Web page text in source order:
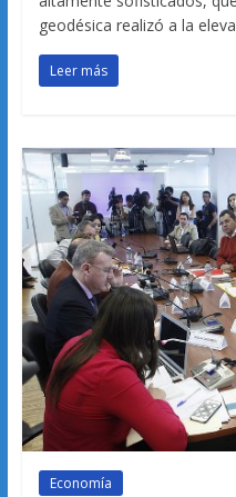
geodésica realizó a la
Leer más
Economía